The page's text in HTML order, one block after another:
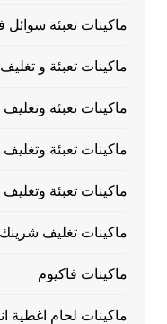
ماكينات تعبئة
ماكينات تعبئة و
ماكينات تعبئة وتغليف
ماكينات تعبئة
ماكينات تعبئة
ماكينات تغليف شرينك
ماكينات فاكيوم
ماكينات لحام